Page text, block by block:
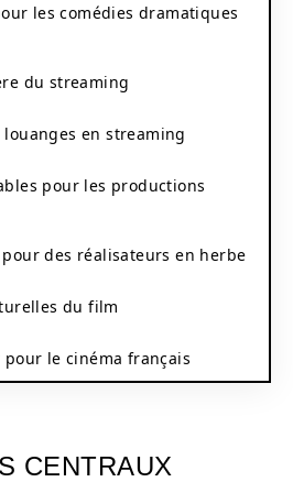
les comédies dramatiques
du streaming
en streaming
pour les productions
des réalisateurs en herbe
du film
pour le cinéma français
CENTRAUX